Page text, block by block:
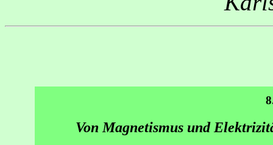
Von Magnetismus und